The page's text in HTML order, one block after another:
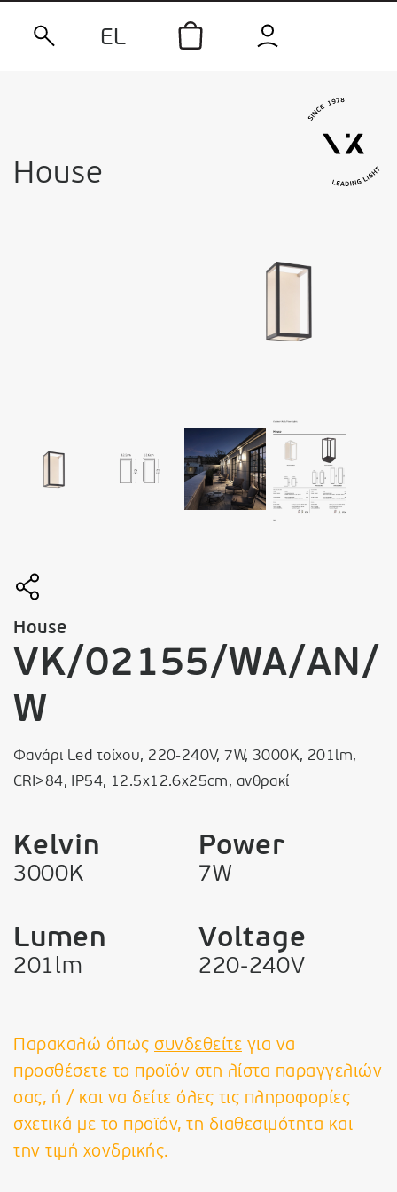
EL
House
House
VK/02155/WA/AN/
W
Φανάρι Led τοίχου, 220-240V, 7W, 3000K, 201lm,
CRI>84, IP54, 12.5x12.6x25cm, ανθρακί
Kelvin
3000K
Power
7W
Lumen
201lm
Voltage
220-240V
Παρακαλώ όπως συνδεθείτε για να
προσθέσετε το προϊόν στη λίστα παραγγελιών
σας, ή / και να δείτε όλες τις πληροφορίες
σχετικά με το προϊόν, τη διαθεσιμότητα και
την τιμή χονδρικής.